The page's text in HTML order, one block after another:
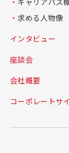
キャリアパス
求める人物像
インタビュー
座談会
会社概要
コーポレートサ